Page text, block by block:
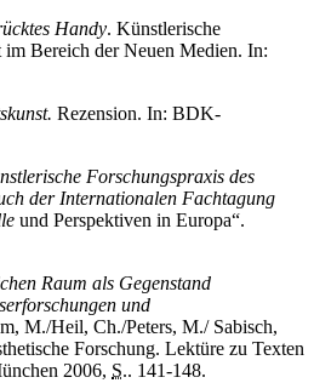
Handy. Künstlerische
im Bereich der Neuen Medien. In:
Rezension. In: BDK-
Forschungspraxis des
der Internationalen Fachtagung
und Perspektiven in Europa“.
Raum als Gegenstand
und
M./Heil, Ch./Peters, M./ Sabisch,
Forschung. Lektüre zu Texten
2006, S.. 141-148.